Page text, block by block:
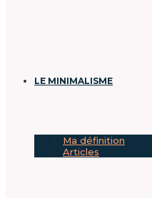
LE MINIMALISME
Ma définition
Articles